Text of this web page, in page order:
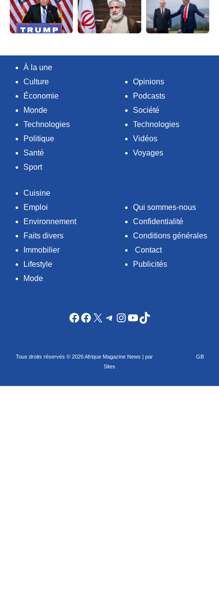
À la une
Culture
Économie
Monde
Technologies
Politique
Santé
Sport
Opinions
Podcasts
Société
Technologies
Vidéos
Voyages
Cuisine
Emploi
Environnement
Faits divers
Immobilier
Lifestyle
Mode
Qui sommes-nous
Confidentialité
Conditions générales
Contact
Publicités
Facebook
Facebook
X Telegram
Instagram
YouTube
TikTok
Tous droits réservés © 2026 Afrique Magazine News | par
GB
Sites